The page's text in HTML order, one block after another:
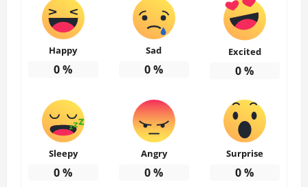
Happy
0%
Sad
0%
Excited
0%
Sleepy
0%
Angry
0%
Surprise
0%